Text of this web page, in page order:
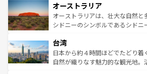
部のニューオーリンズでは、音楽
文化が魅力。旅行者はアメリカの
しみながら、その多様性と豊かな
ならではの贅沢な旅のスタイルだ。 なお、新着のアメリカ
情報はコンテンツ一覧を参照して
ワイ島は見逃せない。また、定番
島だが、静かな自然を求めるなら
おすすめ。エメラルドグリーンに
れるおもてなしの心で訪れる人々
人々、おいしいローカルフードや
ク、伝統的なフラダンスなど、す
オーストラリア
オーストラリアは、壮大な自然と
シドニーのシンボルであるシドニ
リアリーフや大陸中央部にそびえ
ク）、タスマニアの美しい原生林
ど、見どころがたくさん。また、
台湾
日本から約４時間ほどでたどり着
自然が織りなす魅力的な観光地。